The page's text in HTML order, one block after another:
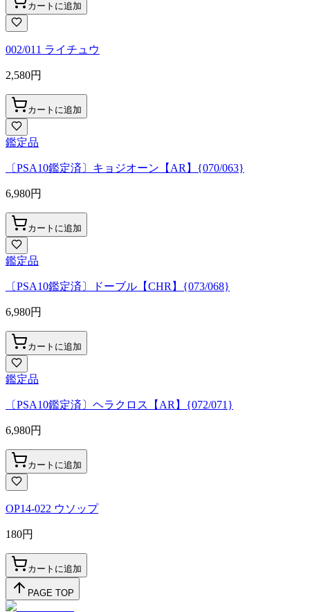
カートに追加
002/011 ライチュウ
2,580円
カートに追加
鑑定品
〔PSA10鑑定済〕キョジオーン【AR】{070/063}
6,980円
カートに追加
鑑定品
〔PSA10鑑定済〕ドーブル【CHR】{073/068}
6,980円
カートに追加
鑑定品
〔PSA10鑑定済〕ヘラクロス【AR】{072/071}
6,980円
カートに追加
OP14-022 ウソップ
180円
カートに追加
PAGE TOP